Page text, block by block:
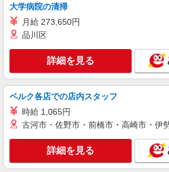
大学病院の清掃
月給 273,650円
品川区
詳細を見る
ベルク各店での店内スタッフ
時給 1,065円
古河市・佐野市・前橋市・高崎市・伊
詳細を見る